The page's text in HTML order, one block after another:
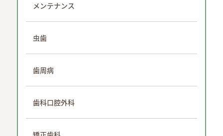
メンテナンス
虫歯
歯周病
歯科口腔外科